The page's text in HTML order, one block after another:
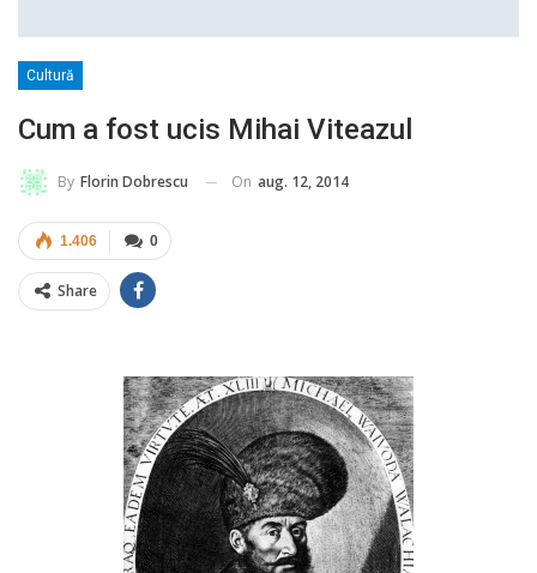
Cultură
Cum a fost ucis Mihai Viteazul
By Florin Dobrescu On aug. 12, 2014
0
1.406
Share